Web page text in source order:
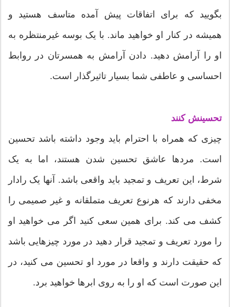
بگویید که برای اتفاقات پیش آمده متاسف هستید و
همیشه در کنار او خواهید ماند. با یک بوسه غیرمنتظره به
او را آرامش دهید. دادن آرامش به همسرتان در روابط
احساسی و عاطفی شما بسیار تاثیرگذار است.
تحسینش کنند
چیزی که همراه با احترام باید وجود داشته باشد تحسین
است. مردها عاشق تحسین شدن هستند، اما به یک
شرط، این تعریف و تمجید باید واقعی باشد. آنها یک رادار
مخفی دارند که هرنوع تعریف متملقانه و غیر صمیمی را
کشف می کند. برای همین سعی کنید اگر می خواهید او
را مورد تعریف و تمجید قرار دهید در مورد چیزهایی باشد
که حقیقت دارند و واقعا در مورد او تحسین می کنید، در
این صورت است که او را به روی ابرها خواهید برد.